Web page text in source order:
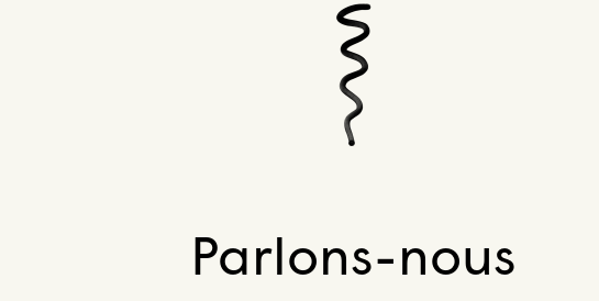
Parlons-nous